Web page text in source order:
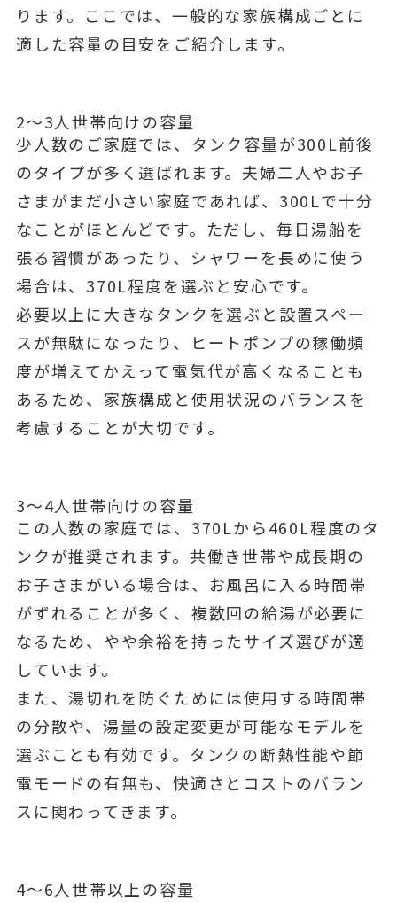
ります。ここでは、一般的な家族構成ごとに
適した容量の目安をご紹介します。
2〜3人世帯向けの容量
少人数のご家庭では、タンク容量が300L前後
のタイプが多く選ばれます。夫婦二人やお子
さまがまだ小さい家庭であれば、300Lで十分
なことがほとんどです。ただし、毎日湯船を
張る習慣があったり、シャワーを長めに使う
場合は、370L程度を選ぶと安心です。
必要以上に大きなタンクを選ぶと設置スペー
スが無駄になったり、ヒートポンプの稼働頻
度が増えてかえって電気代が高くなることも
あるため、家族構成と使用状況のバランスを
考慮することが大切です。
3〜4人世帯向けの容量
この人数の家庭では、370Lから460L程度のタ
ンクが推奨されます。共働き世帯や成長期の
お子さまがいる場合は、お風呂に入る時間帯
がずれることが多く、複数回の給湯が必要に
なるため、やや余裕を持ったサイズ選びが適
しています。
また、湯切れを防ぐためには使用する時間帯
の分散や、湯量の設定変更が可能なモデルを
選ぶことも有効です。タンクの断熱性能や節
電モードの有無も、快適さとコストのバラン
スに関わってきます。
4〜6人世帯以上の容量